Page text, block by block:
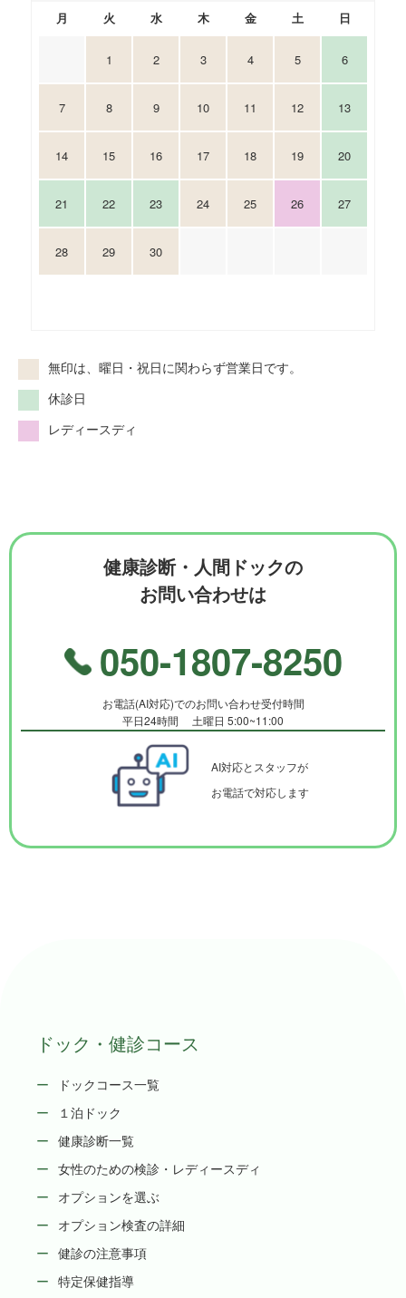
月 火 水 木 金 土 日
1 2 3 4 5 6
7 8 9 10 11 12 13
14 15 16 17 18 19 20
21 22 23 24 25 26 27
28 29 30
無印は、曜日・祝日に関わらず営業日です。
休診日
レディースディ
健康診断・人間ドックの
お問い合わせは
050-1807-8250
お電話(AI対応)でのお問い合わせ受付時間
平日24時間 土曜日 5:00~11:00
AI対応とスタッフが
お電話で対応します
ドック・健診コース
ドックコース一覧
１泊ドック
健康診断一覧
女性のための検診・レディースディ
オプションを選ぶ
オプション検査の詳細
健診の注意事項
特定保健指導